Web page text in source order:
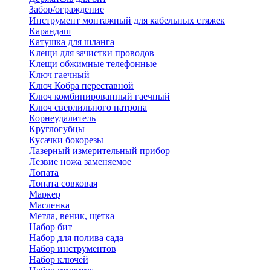
Забор/ограждение
Инструмент монтажный для кабельных стяжек
Карандаш
Катушка для шланга
Клещи для зачистки проводов
Клещи обжимные телефонные
Ключ гаечный
Ключ Кобра переставной
Ключ комбинированный гаечный
Ключ сверлильного патрона
Корнеудалитель
Круглогубцы
Кусачки бокорезы
Лазерный измерительный прибор
Лезвие ножа заменяемое
Лопата
Лопата совковая
Маркер
Масленка
Метла, веник, щетка
Набор бит
Набор для полива сада
Набор инструментов
Набор ключей